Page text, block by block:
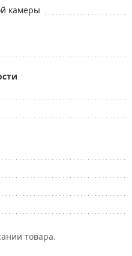
камеры
товара.